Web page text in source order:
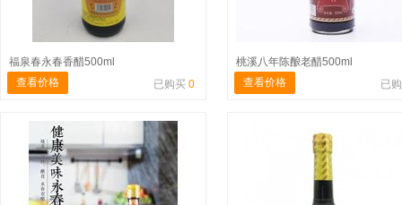
福泉春永春香醋500ml
查看价格
已购买 0
桃溪八年陈酿老醋500ml
查看价格
已